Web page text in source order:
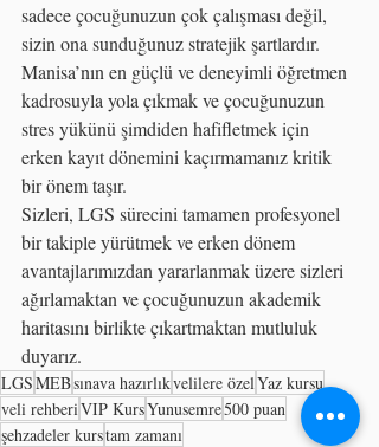
sadece çocuğunuzun çok çalışması değil,
sizin ona sunduğunuz stratejik şartlardır.
Manisa’nın en güçlü ve deneyimli öğretmen
kadrosuyla yola çıkmak ve çocuğunuzun
stres yükünü şimdiden hafifletmek için
erken kayıt dönemini kaçırmamanız kritik
bir önem taşır.
Sizleri, LGS sürecini tamamen profesyonel
bir takiple yürütmek ve erken dönem
avantajlarımızdan yararlanmak üzere sizleri
ağırlamaktan ve çocuğunuzun akademik
haritasını birlikte çıkartmaktan mutluluk
duyarız.
LGSMEBsınava hazırlıkvelilere özelYaz kursu
veli rehberiVIP KursYunusemre500 puan
şehzadeler kurstam zamanı